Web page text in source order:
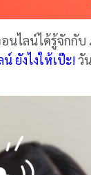
ไลน์ได้รู้จักกับ
ยังไงให้เป๊ะ! วั